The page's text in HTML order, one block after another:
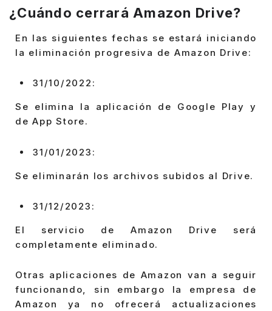
¿Cuándo cerrará Amazon Drive?
En las siguientes fechas se estará iniciando
la eliminación progresiva de Amazon Drive:
31/10/2022:
Se elimina la aplicación de Google Play y
de App Store.
31/01/2023:
Se eliminarán los archivos subidos al Drive.
31/12/2023:
El servicio de Amazon Drive será
completamente eliminado.
Otras aplicaciones de Amazon van a seguir
funcionando, sin embargo la empresa de
Amazon ya no ofrecerá actualizaciones